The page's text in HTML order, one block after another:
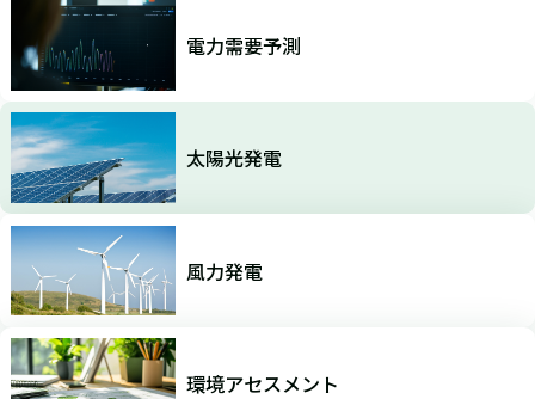
電力需要予測
太陽光発電
風力発電
環境アセスメント